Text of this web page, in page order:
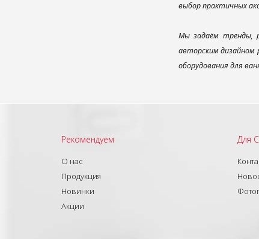
выбор практичных
Мы задаём тренды,
авторским дизайном
оборудования для
Рекомендуем
О нас
Продукция
Новинки
Акции
Для